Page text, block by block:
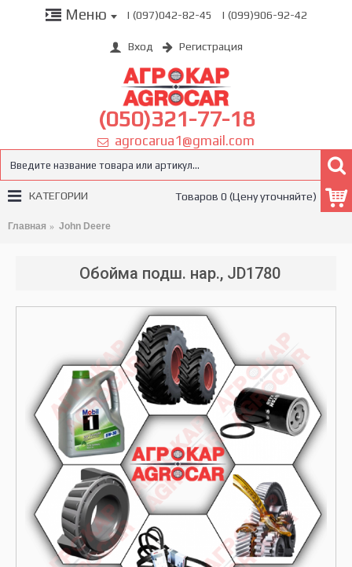
Меню | (097)042-82-45 | (099)906-92-42
Вход Регистрация
(050)321-77-18
agrocarua1@gmail.com
Товаров 0 (Цену уточняйте)
КАТЕГОРИИ
Главная John Deere
Обойма подш. нар., JD1780